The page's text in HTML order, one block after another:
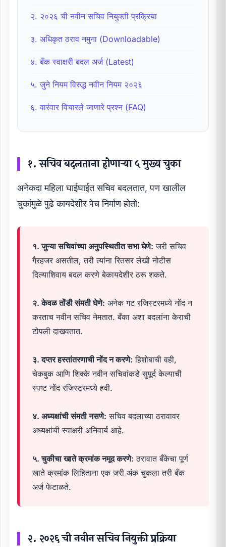
२. २०२६ ची नवीन सचिव नियुक्ती प्रक्रिया
३. अधिकृत ठराव नमुना (Downloadable)
४. बँक स्वाक्षरी बदल अर्ज (Latest)
५. जुने नियम विरुद्ध नवीन नियम २०२६
६. वारंवार विचारले जाणारे प्रश्न (FAQ)
१. सचिव बदलताना होणाऱ्या ५ मुख्य चुका
अनेकदा महिला घाईघाईत सचिव बदलतात, पण खालील
चुकांमुळे पुढे कायदेशीर पेच निर्माण होतो:
१. जुन्या सचिवांच्या अनुपस्थितीत सभा घेणे: जरी सचिव
गैरहजर असतील, तरी त्यांना रितसर लेखी नोटीस
दिल्याशिवाय बदल करणे बेकायदेशीर ठरू शकते.
२. केवळ तोंडी संमती घेणे: अनेक गट रजिस्टरमध्ये नोंद न
करताच नवीन सचिव नेमतात. बँका अशा बदलांना केराची
टोपली दाखवतात.
३. दप्तर हस्तांतरणाची नोंद न करणे: हिशोबाची वही,
चेकबुक आणि शिक्के नवीन सचिवांकडे सुपूर्द केल्याची
स्पष्ट नोंद रजिस्टरमध्ये हवी.
४. अध्यक्षांची संमती नसणे: सचिव बदलाच्या ठरावावर
अध्यक्षांची स्वाक्षरी अनिवार्य आहे.
५. चुकीचा खाते क्रमांक नमूद करणे: ठरावात बँकेचा पूर्ण
खाते क्रमांक लिहिताना एक जरी अंक चुकला तरी बँक
अर्ज फेटाळते.
२. २०२६ ची नवीन सचिव नियुक्ती प्रक्रिया